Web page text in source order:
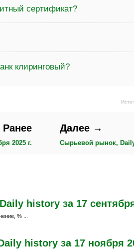
сертификат?
клиринговый?
2025 г.
Далее →
Сырьевой рынок,
history за 17 сентября
% ...
history за 17 ноября